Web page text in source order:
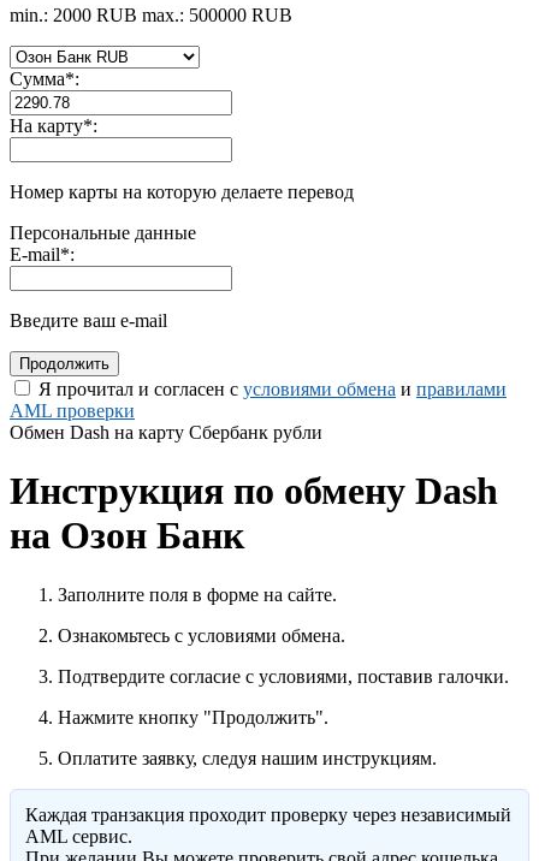
min.: 2000 RUB max.: 500000 RUB
Сумма*:
На карту*:
Номер карты на которую делаете перевод
Персональные данные
E-mail*:
Введите ваш e-mail
Я прочитал и согласен с условиями обмена и правилами
AML проверки
Обмен Dash на карту Сбербанк рубли
Инструкция по обмену Dash
на Озон Банк
Заполните поля в форме на сайте.
Ознакомьтесь с условиями обмена.
Подтвердите согласие с условиями, поставив галочки.
Нажмите кнопку "Продолжить".
Оплатите заявку, следуя нашим инструкциям.
Каждая транзакция проходит проверку через независимый
AML сервис.